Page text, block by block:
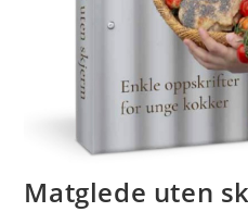
Matglede uten